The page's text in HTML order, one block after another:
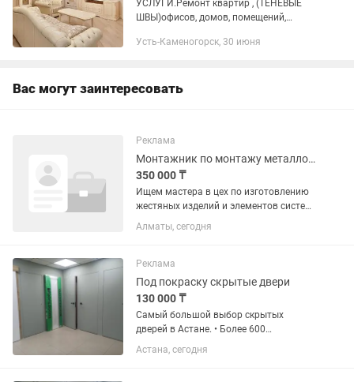
УСЛУГИ.Ремонт квартир , (ТЕНЕВЫЕ
ШВЫ)офисов, домов, помещений,
установка пластиковых окон
Усть-Каменогорск, 30 июня
Вас могут заинтересовать
Реклама
Монтажник по монтажу металлоконструкций
350 000 ₸
Ищем мастера в цех по изготовлению
жестяных изделий и элементов систем
вентиляции. Если вы умеете работать
руками, цените точность и хотите
Алматы, сегодня
Реклама
Под покраску скрытые двери
130 000 ₸
Самый большой выбор скрытых
дверей в Астане. • Более 600
выполненных заказов. • В наличии
двери высотой 2000мм, 2200мм,
Астана, сегодня